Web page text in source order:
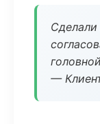
Сделали
—